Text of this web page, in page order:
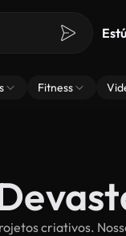
Fitness
criativos.